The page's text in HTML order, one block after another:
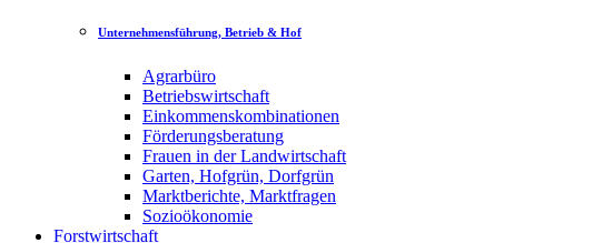
Unternehmensführung, Betrieb & Hof
Agrarbüro
Betriebswirtschaft
Einkommenskombinationen
Förderungsberatung
Frauen in der Landwirtschaft
Garten, Hofgrün, Dorfgrün
Marktberichte, Marktfragen
Sozioökonomie
Forstwirtschaft